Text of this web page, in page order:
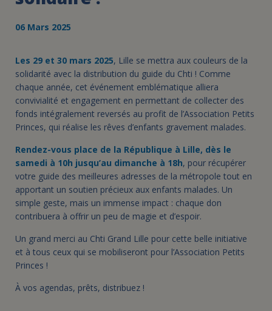
06 Mars 2025
Les 29 et 30 mars 2025, Lille se mettra aux couleurs de la
solidarité avec la distribution du guide du Chti ! Comme
chaque année, cet événement emblématique alliera
convivialité et engagement en permettant de collecter des
fonds intégralement reversés au profit de l’Association Petits
Princes, qui réalise les rêves d’enfants gravement malades.
Rendez-vous place de la République à Lille, dès le
samedi à 10h jusqu’au dimanche à 18h, pour récupérer
votre guide des meilleures adresses de la métropole tout en
apportant un soutien précieux aux enfants malades. Un
simple geste, mais un immense impact : chaque don
contribuera à offrir un peu de magie et d’espoir.
Un grand merci au Chti Grand Lille pour cette belle initiative
et à tous ceux qui se mobiliseront pour l’Association Petits
Princes !
À vos agendas, prêts, distribuez !